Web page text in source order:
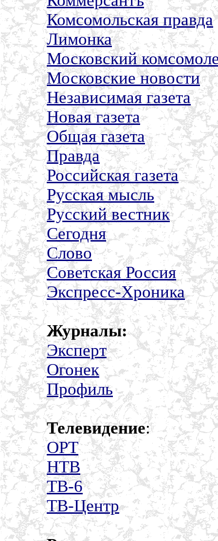
Комсомольская правда
Лимонка
Московский
Московские новости
Независимая газета
Новая газета
Общая газета
Правда
Российская газета
Русская мысль
Русский вестник
Сегодня
Слово
Советская Россия
Экспресс-Хроника
Журналы:
Эксперт
Огонек
Профиль
Телевидение:
ОРТ
НТВ
ТВ-6
ТВ-Центр